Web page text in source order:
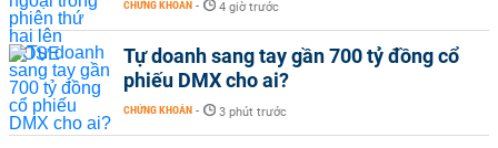
CHỨNG KHOÁN - 4 giờ trước
Tự doanh sang tay gần 700 tỷ đồng cổ
phiếu DMX cho ai?
CHỨNG KHOÁN - 3 phút trước